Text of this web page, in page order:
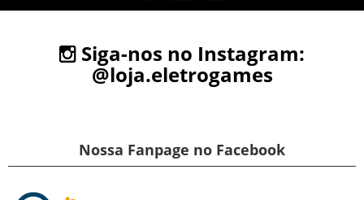
Siga-nos no Instagram:
@loja.eletrogames
Nossa Fanpage no Facebook